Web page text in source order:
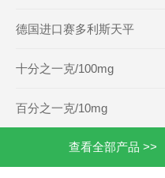
德国进口赛多利斯天平
十分之一克/100mg
百分之一克/10mg
查看全部产品 >>